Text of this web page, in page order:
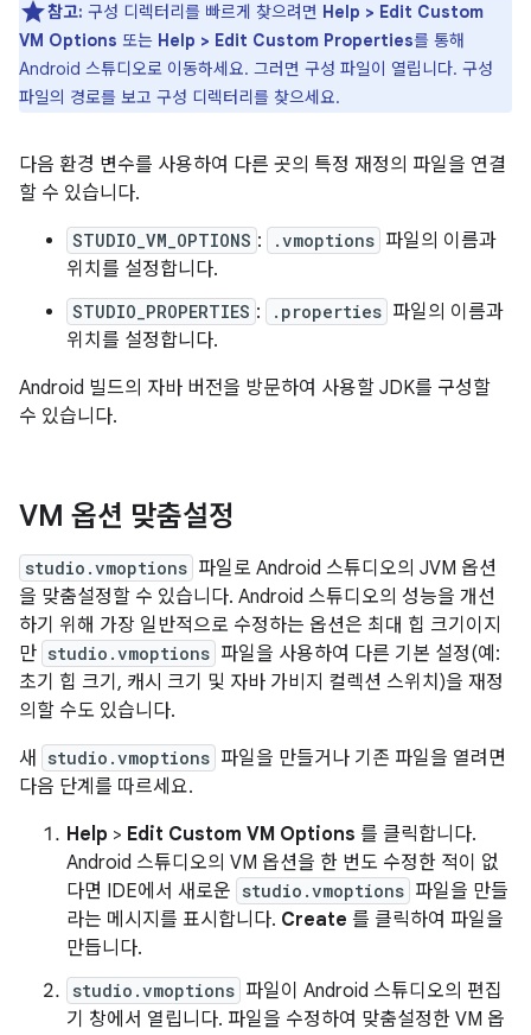
참고: 구성 디렉터리를 빠르게 찾으려면 Help > Edit Custom
VM Options 또는 Help > Edit Custom Properties를 통해
Android 스튜디오로 이동하세요. 그러면 구성 파일이 열립니다. 구성
파일의 경로를 보고 구성 디렉터리를 찾으세요.
다음 환경 변수를 사용하여 다른 곳의 특정 재정의 파일을 연결
할 수 있습니다.
STUDIO_VM_OPTIONS : .vmoptions 파일의 이름과
위치를 설정합니다.
STUDIO_PROPERTIES : .properties 파일의 이름과
위치를 설정합니다.
Android 빌드의 자바 버전을 방문하여 사용할 JDK를 구성할
수 있습니다.
VM 옵션 맞춤설정
studio.vmoptions 파일로 Android 스튜디오의 JVM 옵션
을 맞춤설정할 수 있습니다. Android 스튜디오의 성능을 개선
하기 위해 가장 일반적으로 수정하는 옵션은 최대 힙 크기이지
만 studio.vmoptions 파일을 사용하여 다른 기본 설정(예:
초기 힙 크기, 캐시 크기 및 자바 가비지 컬렉션 스위치)을 재정
의할 수도 있습니다.
새
studio.vmoptions 파일을 만들거나 기존 파일을 열려면
다음 단계를 따르세요.
Help > Edit Custom VM Options 를 클릭합니다.
Android 스튜디오의 VM 옵션을 한 번도 수정한 적이 없
다면 IDE에서 새로운 studio.vmoptions 파일을 만들
라는 메시지를 표시합니다. Create 를 클릭하여 파일을
만듭니다.
studio.vmoptions 파일이 Android 스튜디오의 편집
기 창에서 열립니다. 파일을 수정하여 맞춤설정한 VM 옵